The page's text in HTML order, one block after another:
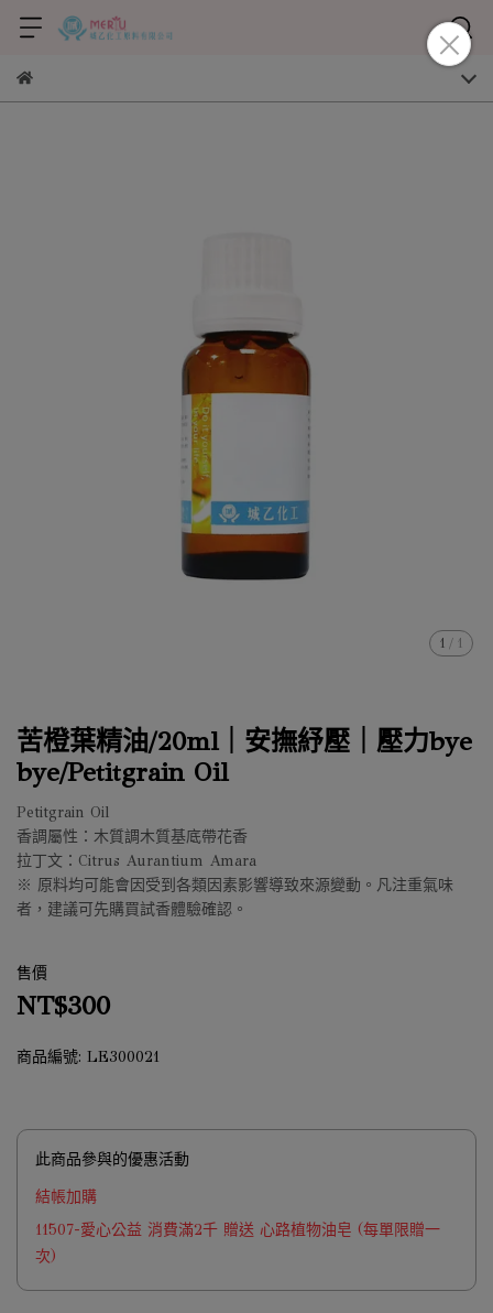
1 / 1
苦橙葉精油/20ml｜安撫紓壓｜壓力bye
bye/Petitgrain Oil
Petitgrain Oil
香調屬性：木質調木質基底帶花香
拉丁文：Citrus Aurantium Amara
※ 原料均可能會因受到各類因素影響導致來源變動。凡注重氣味
者，建議可先購買試香體驗確認。
售價
NT$300
商品編號: LE300021
此商品參與的優惠活動
結帳加購
11507-愛心公益 消費滿2千 贈送 心路植物油皂 (每單限贈一
次)